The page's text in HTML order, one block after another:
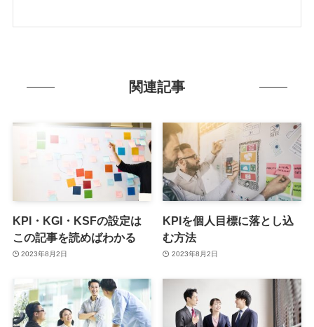
関連記事
KPI・KGI・KSFの設定は
この記事を読めばわかる
2023年8月2日
KPIを個人目標に落とし込
む方法
2023年8月2日